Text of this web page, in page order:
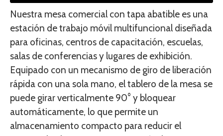
Nuestra mesa comercial con tapa abatible es una
estación de trabajo móvil multifuncional diseñada
para oficinas, centros de capacitación, escuelas,
salas de conferencias y lugares de exhibición.
Equipado con un mecanismo de giro de liberación
rápida con una sola mano, el tablero de la mesa se
puede girar verticalmente 90° y bloquear
automáticamente, lo que permite un
almacenamiento compacto para reducir el